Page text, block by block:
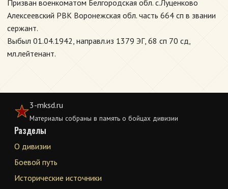
Призван военкоматом Белгородская обл. с.Луценково
Алексеевский РВК Воронежская обл. часть 664 сп в звании
сержант.
Выбыл 01.04.1942, направл.из 1379 ЭГ, 68 сп 70 сд,
мл.лейтенант.
3-mksd.ru
Материалы собраны в память о бойцах дивизии
Разделы
О дивизии
Боевой путь
Исторические источники